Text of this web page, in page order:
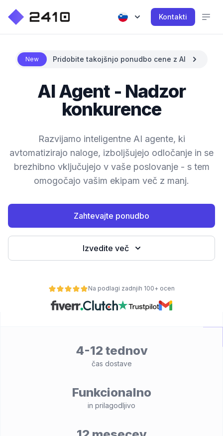
Kontakti
New Pridobite takojšnjo ponudbo cene z AI
AI Agent - Nadzor
konkurence
Razvijamo inteligentne AI agente, ki
avtomatizirajo naloge, izboljšujejo odločanje in se
brezhibno vključujejo v vaše poslovanje - s tem
omogočajo vašim ekipam več z manj.
Zahtevajte ponudbo
Izvedite več
Na podlagi zadnjih 100+ ocen
4-12 tednov
čas dostave
Funkcionalno
in prilagodljivo